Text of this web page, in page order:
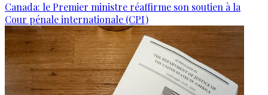
Canada: le Premier ministre réaffirme son soutien à la
Cour pénale internationale (CPI)